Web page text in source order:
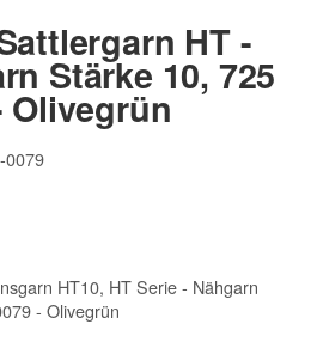
HT -
Stärke 10, 725
Olivegrün
0079
HT10, HT Serie - Nähgarn
- Olivegrün